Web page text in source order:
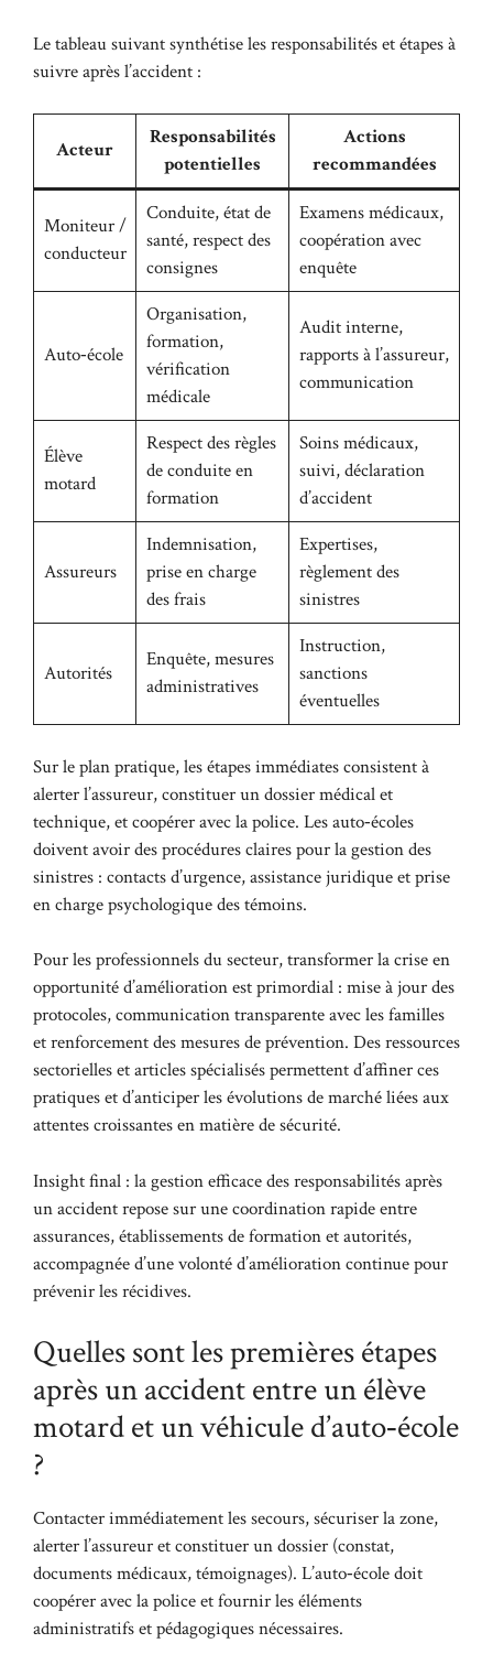
Le tableau suivant synthétise les responsabilités et étapes à
suivre après l’accident :
Acteur
Responsabilités
potentielles
Actions
recommandées
Moniteur /
conducteur
Conduite, état de
santé, respect des
consignes
Examens médicaux,
coopération avec
enquête
Auto‑école
Organisation,
formation,
vérification
médicale
Audit interne,
rapports à l’assureur,
communication
Élève
motard
Respect des règles
de conduite en
formation
Soins médicaux,
suivi, déclaration
d’accident
Assureurs
Indemnisation,
prise en charge
des frais
Expertises,
règlement des
sinistres
Autorités
Enquête, mesures
administratives
Instruction,
sanctions
éventuelles
Sur le plan pratique, les étapes immédiates consistent à
alerter l’assureur, constituer un dossier médical et
technique, et coopérer avec la police. Les auto‑écoles
doivent avoir des procédures claires pour la gestion des
sinistres : contacts d’urgence, assistance juridique et prise
en charge psychologique des témoins.
Pour les professionnels du secteur, transformer la crise en
opportunité d’amélioration est primordial : mise à jour des
protocoles, communication transparente avec les familles
et renforcement des mesures de prévention. Des ressources
sectorielles et articles spécialisés permettent d’affiner ces
pratiques et d’anticiper les évolutions de marché liées aux
attentes croissantes en matière de sécurité.
Insight final : la gestion efficace des responsabilités après
un accident repose sur une coordination rapide entre
assurances, établissements de formation et autorités,
accompagnée d’une volonté d’amélioration continue pour
prévenir les récidives.
Quelles sont les premières étapes
après un accident entre un élève
motard et un véhicule d’auto‑école
?
Contacter immédiatement les secours, sécuriser la zone,
alerter l’assureur et constituer un dossier (constat,
documents médicaux, témoignages). L’auto‑école doit
coopérer avec la police et fournir les éléments
administratifs et pédagogiques nécessaires.